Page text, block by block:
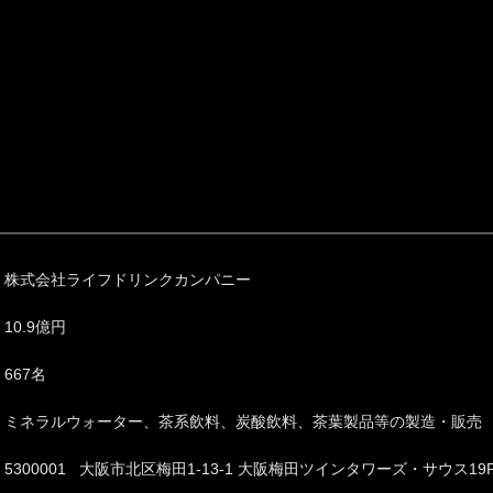
株式会社ライフドリンクカンパニー
10.9億円
667名
ミネラルウォーター、茶系飲料、炭酸飲料、茶葉製品等の製造・販売
5300001 大阪市北区梅田1-13-1 大阪梅田ツインタワーズ・サウス